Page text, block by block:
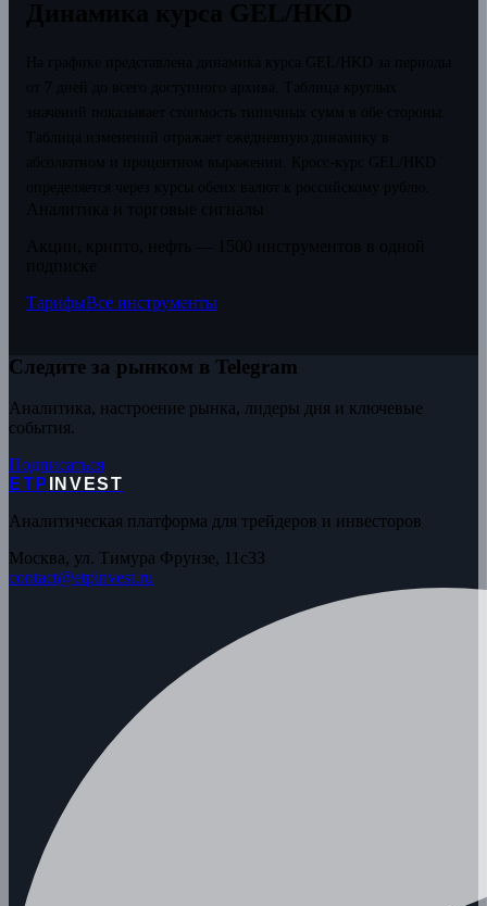
ТарифыВсе инструменты
Следите за рынком в Telegram
Аналитика, настроение рынка, лидеры дня и ключевые
события.
Подписаться
ETP
INVEST
Аналитическая платформа для трейдеров и инвесторов
Москва, ул. Тимура Фрунзе, 11с33
contact@etpinvest.ru